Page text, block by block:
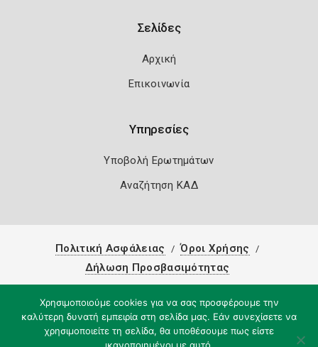
Σελίδες
Αρχική
Επικοινωνία
Υπηρεσίες
Υποβολή Ερωτημάτων
Αναζήτηση ΚΑΔ
Πολιτική Ασφάλειας
Όροι Χρήσης
Δήλωση Προσβασιμότητας
Χρησιμοποιούμε cookies για να σας προσφέρουμε την
καλύτερη δυνατή εμπειρία στη σελίδα μας. Εάν συνεχίσετε να
χρησιμοποιείτε τη σελίδα, θα υποθέσουμε πως είστε